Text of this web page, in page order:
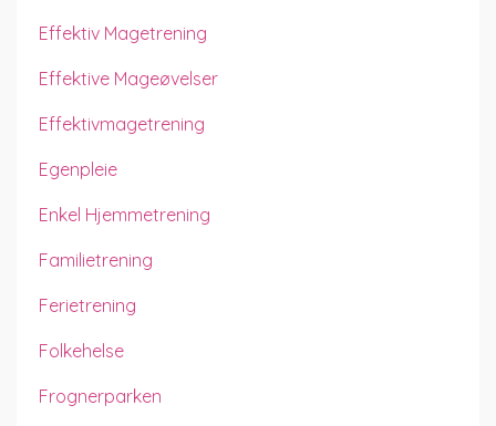
Effektiv Magetrening
Effektive Mageøvelser
Effektivmagetrening
Egenpleie
Enkel Hjemmetrening
Familietrening
Ferietrening
Folkehelse
Frognerparken